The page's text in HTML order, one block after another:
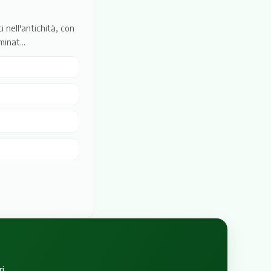
nell'antichità, con